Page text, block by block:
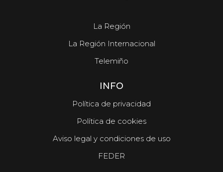
La Región
La Región Internacional
Telemiño
INFO
Política de privacidad
Política de cookies
Aviso legal y condiciones de uso
FEDER